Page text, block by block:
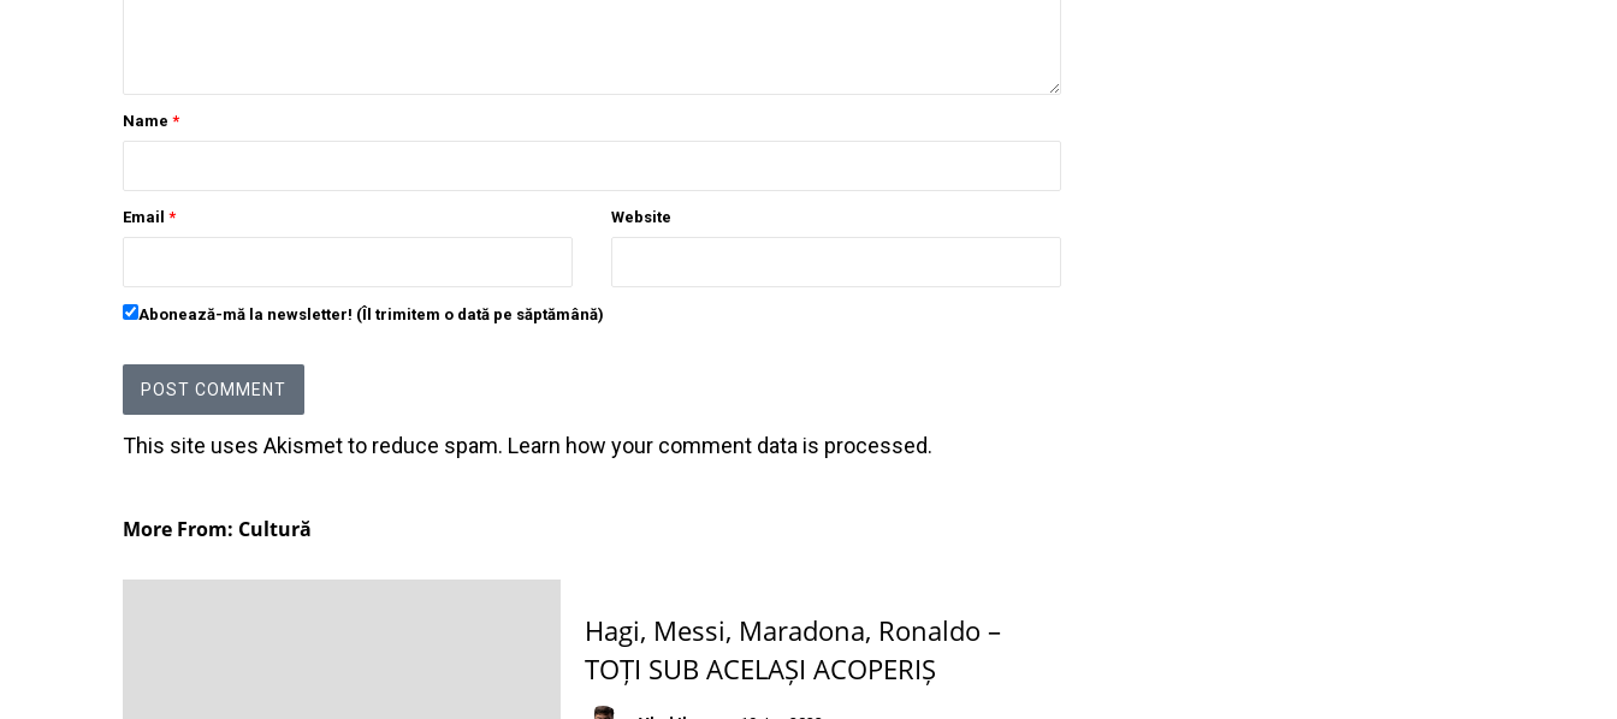
Name *
Email * Website
Abonează-mă la newsletter! (Îl trimitem o dată pe săptămână)
This site uses Akismet to reduce spam. Learn how your comment data is processed.
More From: Cultură
Hagi, Messi, Maradona, Ronaldo –
TOȚI SUB ACELAȘI ACOPERIȘ